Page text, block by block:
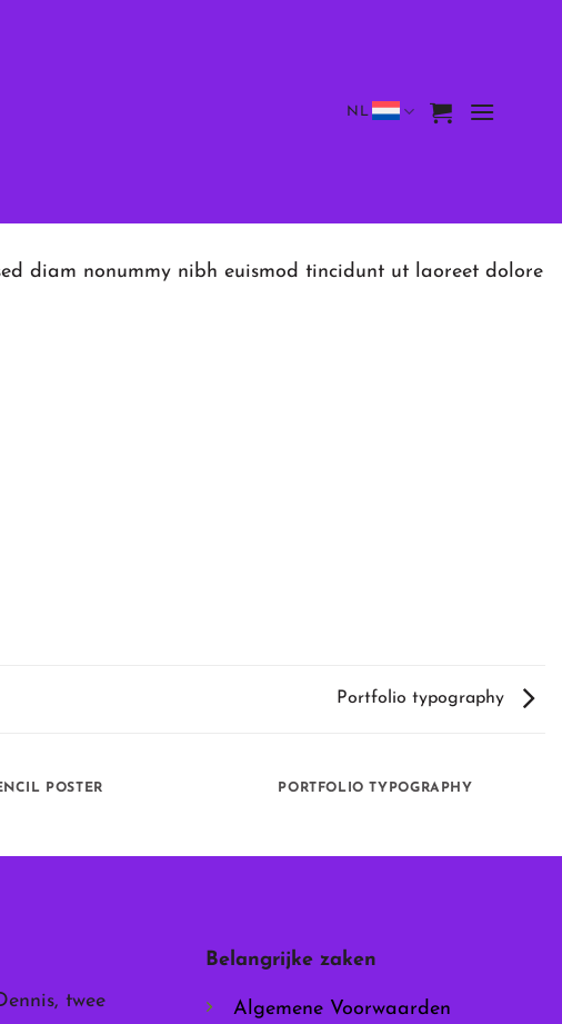
NL
diam nonummy nibh euismod tincidunt ut laoreet dolore
Portfolio typography
POSTER PORTFOLIO TYPOGRAPHY
twee
Belangrijke zaken
Algemene Voorwaarden